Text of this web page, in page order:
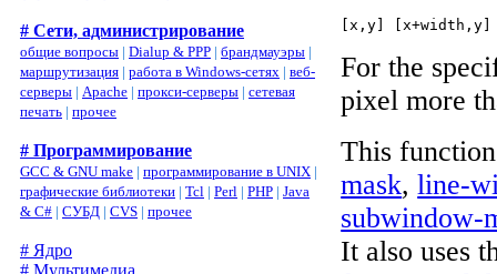
# Сети, администрирование
общие вопросы | Dialup & PPP | брандмауэры |
маршрутизация | работа в Windows-сетях | веб-
серверы | Apache | прокси-серверы | сетевая
печать | прочее
# Программирование
GCC & GNU make | программирование в UNIX |
графические библиотеки | Tcl | Perl | PHP | Java
& C# | СУБД | CVS | прочее
# Ядро
# Мультимедиа
For the
pixel more
This
mask,line-
subwindow-
It also uses